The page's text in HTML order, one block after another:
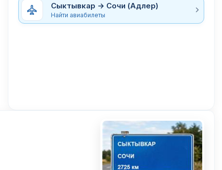
Сыктывкар → Сочи (Адлер)
Найти авиабилеты